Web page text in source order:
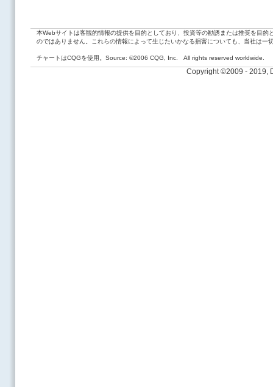
本Webサイトは客観的情報の提供を目的としており、投資等の勧誘または推奨を目
のではありません。これらの情報によって生じたいかなる損害についても、当社は一
チャートはCQGを使用。Source: ©2006 CQG, Inc. All rights reserved worldwide.
Copyright ©2009 - 2019,